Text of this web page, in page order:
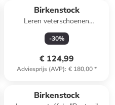
Birkenstock
Leren veterschoenen
"Highwood" zwart - wijdte S
-30%
€ 124,99
Adviesprijs (AVP): € 180,00*
Birkenstock